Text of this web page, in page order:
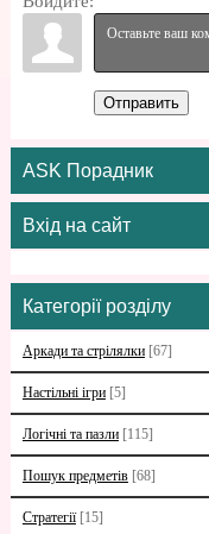
Отправить
ASK Порадник
Вхід на сайт
Категорії розділу
Аркади та стрілялки [67]
Настільні ігри [5]
Логічні та пазли [115]
Пошук предметів [68]
Стратегії [15]